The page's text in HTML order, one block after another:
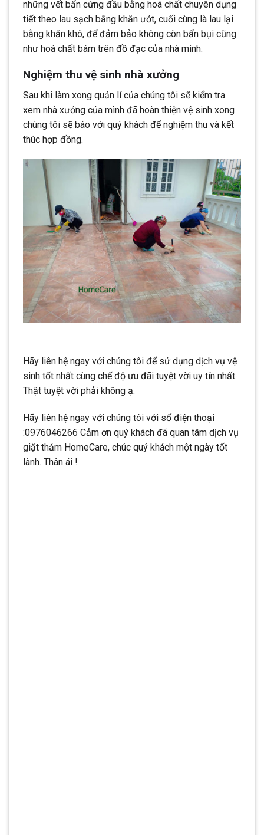
những vết bẩn cứng đầu bằng hoá chất chuyên dụng
tiết theo lau sạch bằng khăn ướt, cuối cùng là lau lại
bằng khăn khô, để đảm bảo không còn bẩn bụi cũng
như hoá chất bám trên đồ đạc của nhà mình.
Nghiệm thu vệ sinh nhà xưởng
Sau khi làm xong quản lí của chúng tôi sẽ kiểm tra
xem nhà xưởng của mình đã hoàn thiện vệ sinh xong
chúng tôi sẽ báo với quý khách để nghiệm thu và kết
thúc hợp đồng.
Hãy liên hệ ngay với chúng tôi để sử dụng dịch vụ vệ
sinh tốt nhất cùng chế độ ưu đãi tuyệt vời uy tín nhất.
Thật tuyệt vời phải không ạ.
Hãy liên hệ ngay với chúng tôi với số điện thoại
:0976046266 Cảm ơn quý khách đã quan tâm dịch vụ
giặt thảm HomeCare, chúc quý khách một ngày tốt
lành. Thân ái !